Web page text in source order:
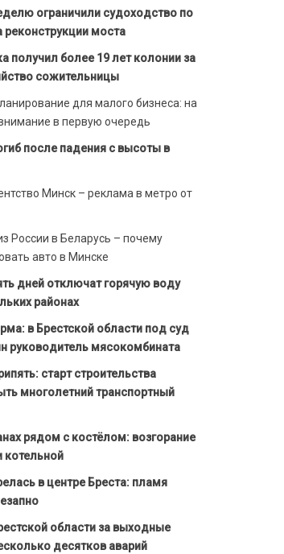
ограничили судоходство по
реконструкции моста
получил более 19 лет колонии за
сожительницы
для малого бизнеса: на
в первую очередь
после падения с высоты в
Минск – реклама в метро от
России в Беларусь – почему
авто в Минске
дней отключат горячую воду
районах
в Брестской области под суд
руководитель мясокомбината
старт строительства
многолетний транспортный
рядом с костёлом: возгорание
котельной
в центре Бреста: пламя
области за выходные
десятков аварий